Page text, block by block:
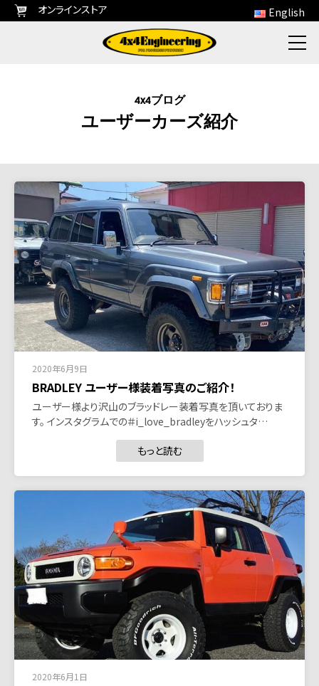
オンラインストア English
4x4ブログ
ユーザーカーズ紹介
2020年6月9日
BRADLEY ユーザー様装着写真のご紹介！
ユーザー様より沢山のブラッドレー装着写真を頂いておりま
す。 インスタグラムでの＃i_love_bradleyをハッシュタ…
もっと読む
2020年6月1日